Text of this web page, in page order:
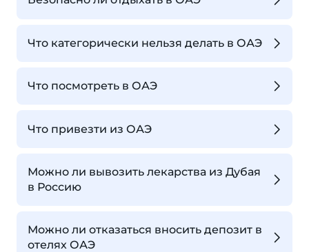
Что категорически нельзя делать в ОАЭ
Что посмотреть в ОАЭ
Что привезти из ОАЭ
Можно ли вывозить лекарства из Дубая
в Россию
Можно ли отказаться вносить депозит в
отелях ОАЭ